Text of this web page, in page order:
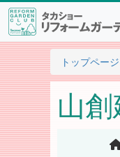
トップページ
山